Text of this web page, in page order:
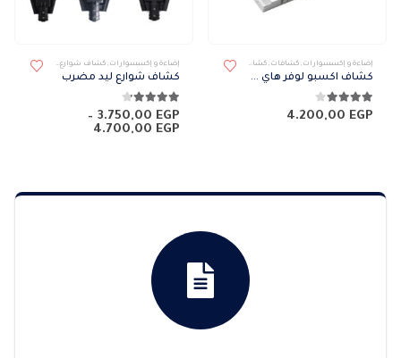
إضاءة و إكسسوارات , كشافات , كشافات داخلى
كشاف اكسبو لوفر هاي ميرو غاطس
4.00من 5
4.200,00 EGP
إضاءة و إكسسوارات , كشاف شوارع, كشافات
كشاف شوارع ليد مضرب
4.14من 5
3.750,00 EGP
–
4.700,00 EGP